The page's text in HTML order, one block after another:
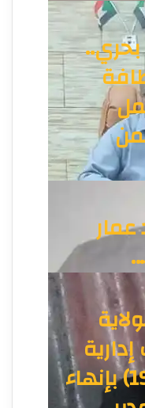
بالأرقام (18) و ( 19) بإنهاء